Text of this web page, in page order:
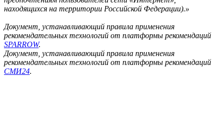
находящихся на территории Российской Федерации).»
Документ, устанавливающий правила применения
рекомендательных технологий от платформы рекомендаций
SPARROW.
Документ, устанавливающий правила применения
рекомендательных технологий от платформы рекомендаций
СМИ24.